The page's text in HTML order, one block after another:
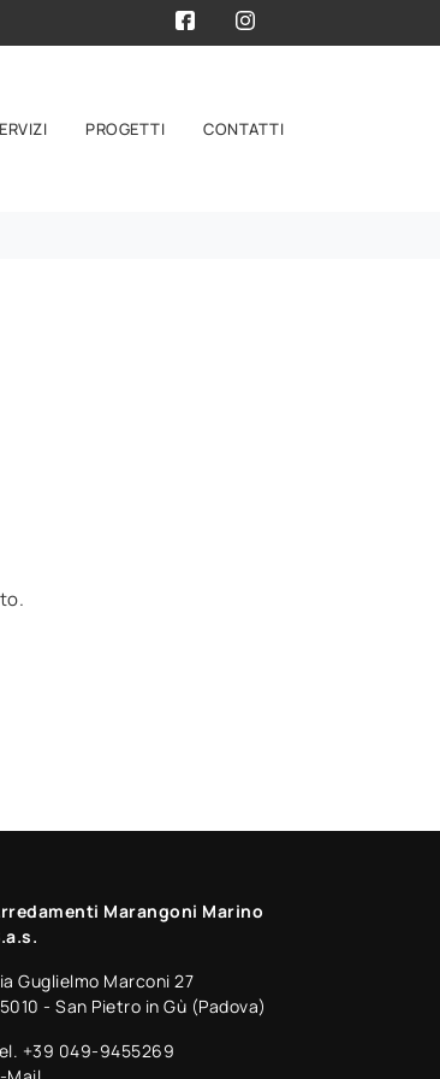
PROGETTI CONTATTI
Marangoni Marino
Guglielmo Marconi 27
- San Pietro in Gù (Padova)
+39 049-9455269